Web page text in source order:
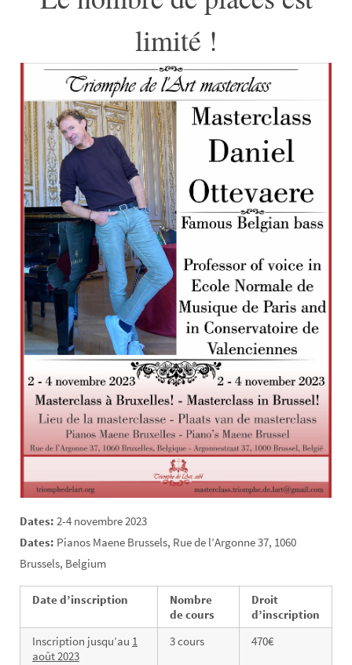
limité !
Dates: 2-4 novembre 2023
Dates: Pianos Maene Brussels, Rue de l’Argonne 37, 1060
Brussels, Belgium
Date d’inscription
Nombre
de cours
Droit
d’inscription
Inscription jusqu’au 1
août 2023
3 cours 470€